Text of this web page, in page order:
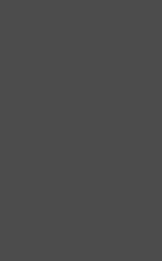
vroeg aan
veel
Deze
bij